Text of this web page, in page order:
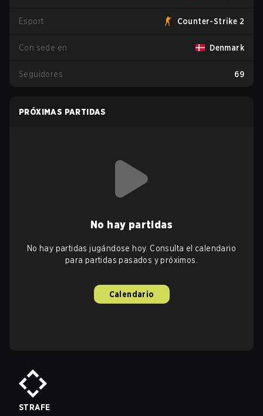
Esport Counter-Strike 2
Con sede en Denmark
Seguidores 69
PRÓXIMAS PARTIDAS
No hay partidas
No hay partidas jugándose hoy. Consulta el calendario
para partidas pasados y próximos.
Calendario
STRAFE